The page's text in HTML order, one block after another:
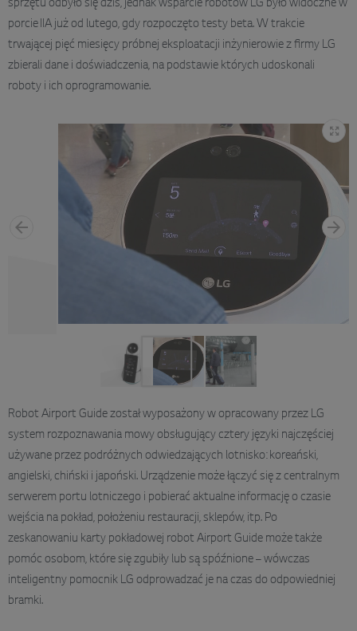
sprzętu odbyło się dziś, jednak wsparcie robotów LG było widoczne w
porcie IIA już od lutego, gdy rozpoczęto testy beta. W trakcie
trwającej pięć miesięcy próbnej eksploatacji inżynierowie z firmy LG
zbierali dane i doświadczenia, na podstawie których udoskonali
roboty i ich oprogramowanie.
Robot Airport Guide został wyposażony w opracowany przez LG
system rozpoznawania mowy obsługujący cztery języki najczęściej
używane przez podróżnych odwiedzających lotnisko: koreański,
angielski, chiński i japoński. Urządzenie może łączyć się z centralnym
serwerem portu lotniczego i pobierać aktualne informację o czasie
wejścia na pokład, położeniu restauracji, sklepów, itp. Po
zeskanowaniu karty pokładowej robot Airport Guide może także
pomóc osobom, które się zgubiły lub są spóźnione – wówczas
inteligentny pomocnik LG odprowadzać je na czas do odpowiedniej
bramki.